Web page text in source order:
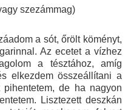
szezámmag)
a sót, őrölt köményt,
Az ecetet a vízhez
a tésztához, amíg
elkezdem összeállítani a
de ha nagyon
Lisztezett deszkán